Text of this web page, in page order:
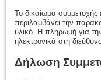
Το δικαίωμα συμμετοχής
περιλαμβάνει την
υλικό. H πληρωμή για
ηλεκτρονικά στη
Δήλωση